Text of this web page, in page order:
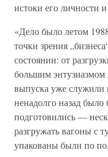
истоки его личности
«Дело было летом
точки зрения
состоянии: от
большим
выпуска уже служили
ненадолго назад
подготовились —
разгружать вагоны с
упакованы были по